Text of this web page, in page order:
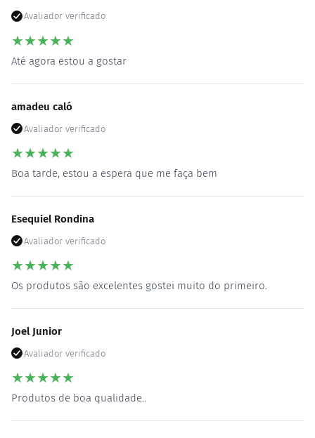
Avaliador verificado
★★★★★
Até agora estou a gostar
amadeu caló
Avaliador verificado
★★★★★
Boa tarde, estou a espera que me faça bem
Esequiel Rondina
Avaliador verificado
★★★★★
Os produtos são excelentes gostei muito do primeiro.
Joel Junior
Avaliador verificado
★★★★★
Produtos de boa qualidade..